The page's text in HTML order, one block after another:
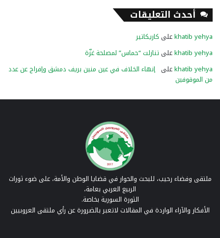
أحدث التعليقات
khatib yehyaعلى كاريكاتير
khatib yehyaعلى تنازلت “حماس” لمصلحة غزّة
khatib yehyaعلى إنهاء الخلاف في عين منين بريف دمشق وإفراج عن عدد
من الموقوفين
ملتقى وفضاء رحيب، للبحث والحوار في قضايا الوطن والأمة، على ضوء ثورات
الربيع العربي بعامة،
الثورة السورية بخاصة.
الأفكار والآراء الواردة في المقالات لاتعبر بالضرورة عن رأي ملتقى العروبيين